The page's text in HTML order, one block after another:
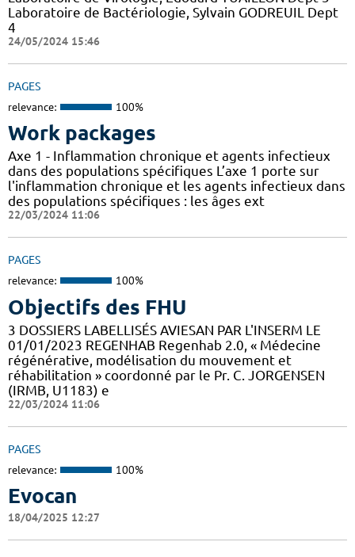
Laboratoire de Bactériologie, Sylvain GODREUIL Dept
4
24/05/2024 15:46
PAGES
relevance: 100%
Work packages
Axe 1 - Inflammation chronique et agents infectieux
dans des populations spécifiques L’axe 1 porte sur
l'inflammation chronique et les agents infectieux dans
des populations spécifiques : les âges ext
22/03/2024 11:06
PAGES
relevance: 100%
Objectifs des FHU
3 DOSSIERS LABELLISÉS AVIESAN PAR L'INSERM LE
01/01/2023 REGENHAB Regenhab 2.0, « Médecine
régénérative, modélisation du mouvement et
réhabilitation » coordonné par le Pr. C. JORGENSEN
(IRMB, U1183) e
22/03/2024 11:06
PAGES
relevance: 100%
Evocan
18/04/2025 12:27